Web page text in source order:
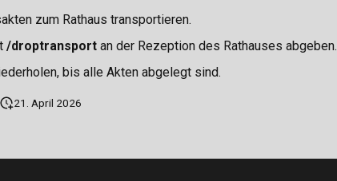
zum Rathaus transportieren.
/droptransport an der Rezeption des Rathauses abgeben.
bis alle Akten abgelegt sind.
21. April 2026